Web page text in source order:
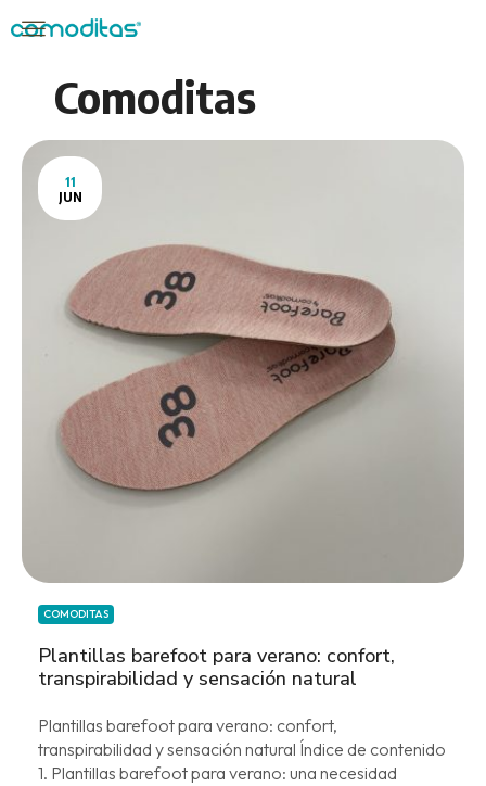
Comoditas
11
JUN
COMODITAS
Plantillas barefoot para verano: confort,
transpirabilidad y sensación natural
Plantillas barefoot para verano: confort,
transpirabilidad y sensación natural Índice de contenido
1. Plantillas barefoot para verano: una necesidad